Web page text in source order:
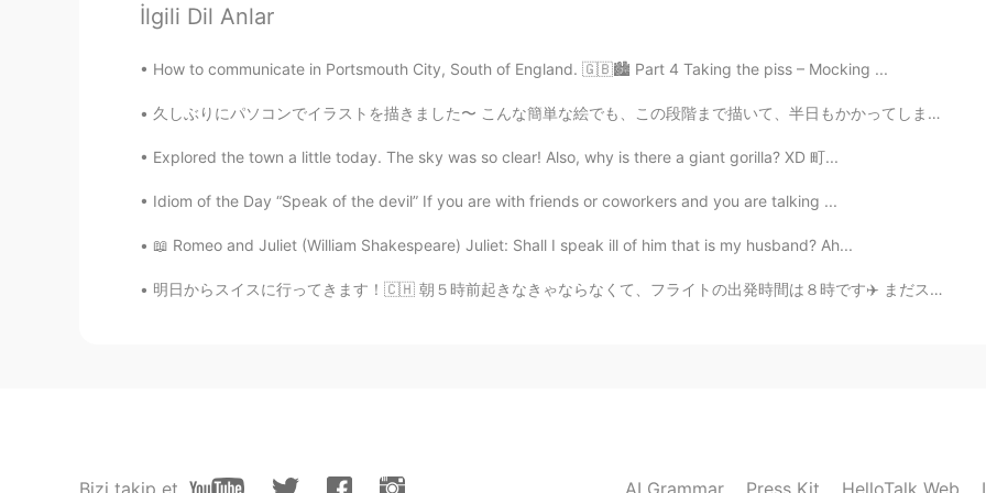
EN JP
@A_san 直してくれてありがとうございます! やっぱりまだ読んでない本もたくさんありま
Keir 2020.03.09 16:19
İlgili Dil Anlar
How to communicate in Portsmouth City, South of England. 🇬🇧🏙️ Part 4 Taking the piss – Mocking ...
久しぶりにパソコンでイラストを描きました〜 こんな簡単な絵でも、この段階まで描いて、半日もかかってしまいました😓こういうイラストは一年に1、2回しか描かなくて、腕が落ちましたね… 目がもう疲れた...
Explored the town a little today. The sky was so clear! Also, why is there a giant gorilla? XD 町...
Idiom of the Day “Speak of the devil” If you are with friends or coworkers and you are talking ...
📖 Romeo and Juliet (William Shakespeare) Juliet: Shall I speak ill of him that is my husband? Ah...
明日からスイスに行ってきます！🇨🇭 朝５時前起きなきゃならなくて、フライトの出発時間は８時です✈️ まだスイスに行ったことないからすごく楽しみ！スイスはチョコとチーズとして有名だからたくさん食...
Bizi takip et AI Grammar Press Kit HelloTalk Web